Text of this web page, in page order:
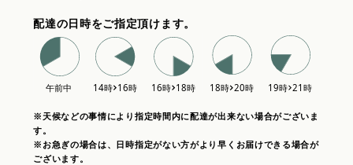
配達の日時をご指定頂けます。
※天候などの事情により指定時間内に配達が出来ない場合がございま
す。
※お急ぎの場合は、日時指定がない方がより早くお届けできる場合が
ございます。